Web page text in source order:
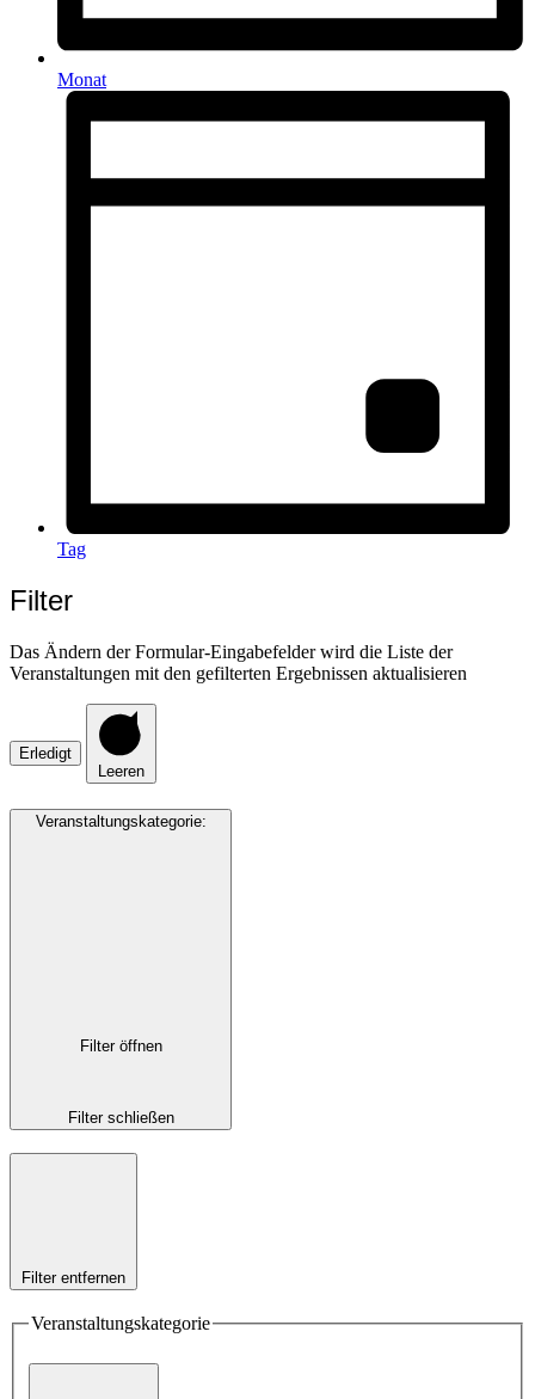
Monat
Tag
Filter
Das Ändern der Formular-Eingabefelder wird die Liste der
Veranstaltungen mit den gefilterten Ergebnissen aktualisieren
Erledigt
Leeren
Veranstaltungskategorie:
Filter öffnen
Filter schließen
Filter entfernen
Veranstaltungskategorie